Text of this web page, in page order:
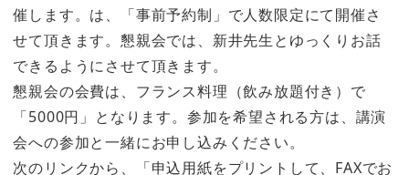
催します。は、「事前予約制」で人数限定にて開催さ
せて頂きます。懇親会では、新井先生とゆっくりお話
できるようにさせて頂きます。
懇親会の会費は、フランス料理（飲み放題付き）で
「5000円」となります。参加を希望される方は、講演
会への参加と一緒にお申し込みください。
次のリンクから、「申込用紙をプリントして、FAXでお